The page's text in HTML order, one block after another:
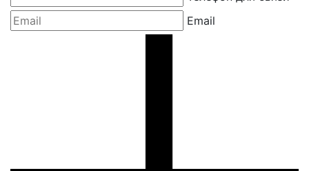
Email